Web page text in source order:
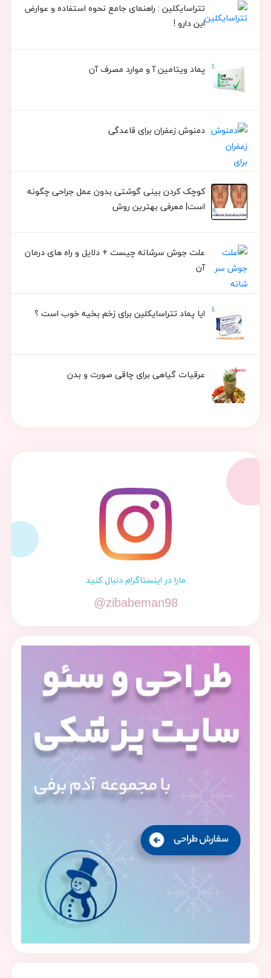
تتراسایکلین : راهنمای جامع نحوه استفاده و عوارض
این دارو !
پماد ویتامین آ و موارد مصرف آن
دمنوش زعفران برای قاعدگی
کوچک کردن بینی گوشتی بدون عمل جراحی چگونه
است| معرفی بهترین روش
علت جوش سرشانه چیست + دلایل و راه های درمان
آن
ایا پماد تتراسایکلین برای زخم بخیه خوب است ؟
عرقیات گیاهی برای چاقی صورت و بدن
مارا در اینستاگرام دنبال کنید
@zibabeman98